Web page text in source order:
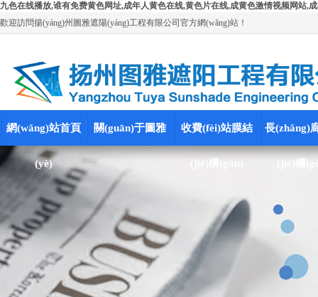
九色在线播放,谁有免费黄色网址,成年人黄色在线,黄色片在线,成黄色激情视频网站,
歡迎訪問揚(yáng)州圖雅遮陽(yáng)工程有限公司官方網(wǎng)站！
網(wǎng)站首頁
(yè)
關(guān)于圖雅 收費(fèi)站膜結
(jié)構(gòu)
長(zhǎng)